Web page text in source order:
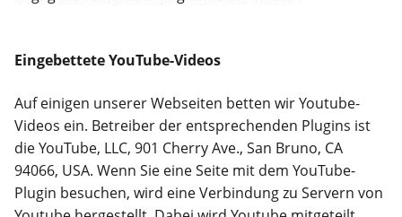
Eingebettete YouTube-Videos
Auf einigen unserer Webseiten betten wir Youtube-
Videos ein. Betreiber der entsprechenden Plugins ist
die YouTube, LLC, 901 Cherry Ave., San Bruno, CA
94066, USA. Wenn Sie eine Seite mit dem YouTube-
Plugin besuchen, wird eine Verbindung zu Servern von